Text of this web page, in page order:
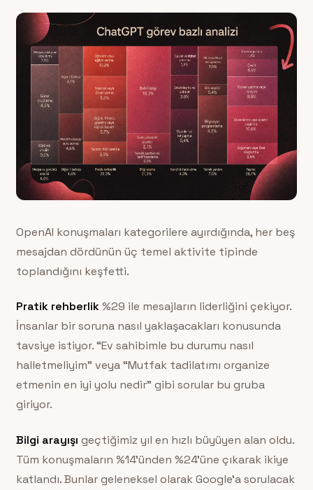
OpenAI konuşmaları kategorilere ayırdığında, her beş
mesajdan dördünün üç temel aktivite tipinde
toplandığını keşfetti.
Pratik rehberlik%29 ile mesajların liderliğini çekiyor.
İnsanlar bir soruna nasıl yaklaşacakları konusunda
tavsiye istiyor. “Ev sahibimle bu durumu nasıl
halletmeliyim” veya “Mutfak tadilatımı organize
etmenin en iyi yolu nedir” gibi sorular bu gruba
giriyor.
Bilgi arayışı geçtiğimiz yıl en hızlı büyüyen alan oldu.
Tüm konuşmaların %14’ünden %24’üne çıkarak ikiye
katlandı. Bunlar geleneksel olarak Google’a sorulacak